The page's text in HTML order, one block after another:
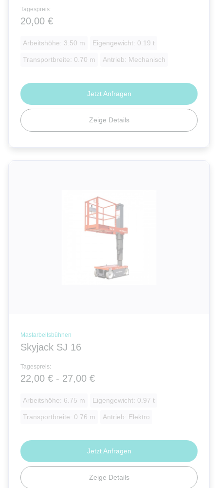
Tagespreis:
20,00 €
Arbeitshöhe: 3.50 m Eigengewicht: 0.19 t
Transportbreite: 0.70 m Antrieb: Mechanisch
Zeige Details
Jetzt Anfragen
Mastarbeitsbühnen
Skyjack SJ 16
Tagespreis:
22,00 € - 27,00 €
Arbeitshöhe: 6.75 m Eigengewicht: 0.97 t
Transportbreite: 0.76 m Antrieb: Elektro
Zeige Details
Jetzt Anfragen